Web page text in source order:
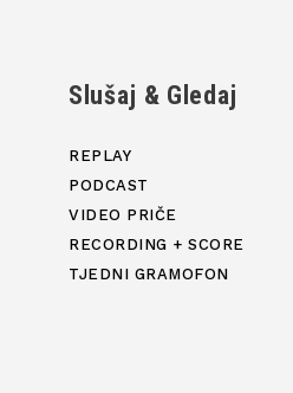
Slušaj & Gledaj
REPLAY
PODCAST
VIDEO PRIČE
RECORDING + SCORE
TJEDNI GRAMOFON